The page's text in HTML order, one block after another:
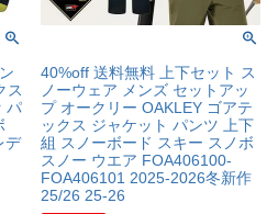
ス
パ
デ
40%off 送料無料 上下セット ス
ノーウェア メンズ セットアッ
プ オークリー OAKLEY ゴアテ
ックス ジャケット パンツ 上下
組 スノーボード スキー スノボ
スノー ウエア FOA406100-
FOA406101 2025-2026冬新作
25/26 25-26